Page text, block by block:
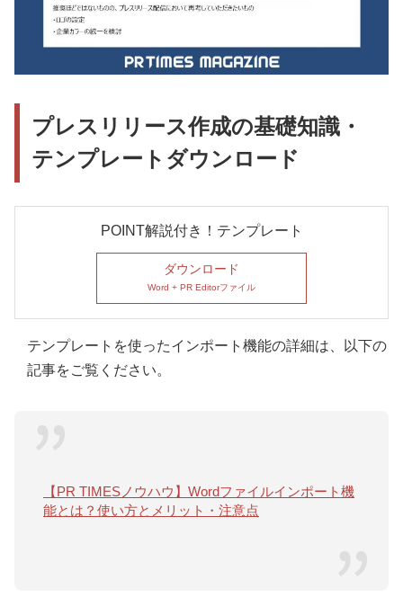
プレスリリース作成の基礎知識・
テンプレートダウンロード
POINT解説付き！テンプレート
ダウンロード
Word + PR Editorファイル
テンプレートを使ったインポート機能の詳細は、以下の
記事をご覧ください。
【PR TIMESノウハウ】Wordファイルインポート機
能とは？使い方とメリット・注意点